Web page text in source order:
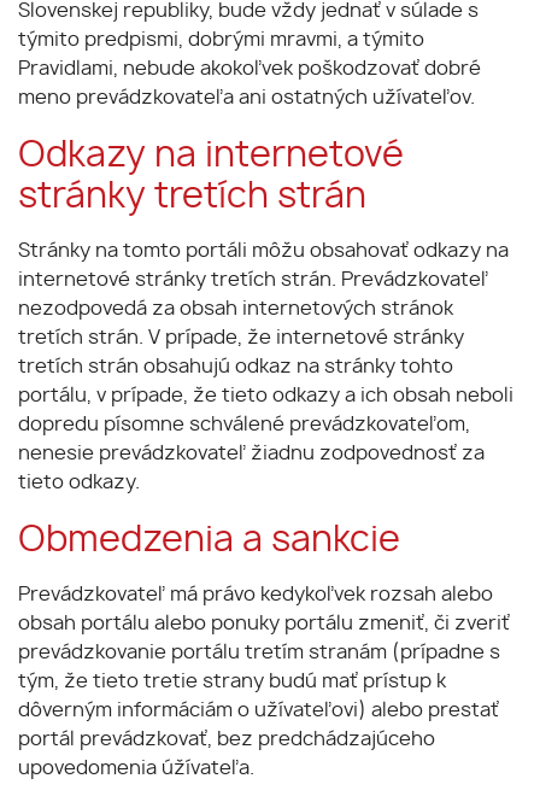
Slovenskej republiky, bude vždy jednať v súlade s
týmito predpismi, dobrými mravmi, a týmito
Pravidlami, nebude akokoľvek poškodzovať dobré
meno prevádzkovateľa ani ostatných užívateľov.
Odkazy na internetové
stránky tretích strán
Stránky na tomto portáli môžu obsahovať odkazy na
internetové stránky tretích strán. Prevádzkovateľ
nezodpovedá za obsah internetových stránok
tretích strán. V prípade, že internetové stránky
tretích strán obsahujú odkaz na stránky tohto
portálu, v prípade, že tieto odkazy a ich obsah neboli
dopredu písomne schválené prevádzkovateľom,
nenesie prevádzkovateľ žiadnu zodpovednosť za
tieto odkazy.
Obmedzenia a sankcie
Prevádzkovateľ má právo kedykoľvek rozsah alebo
obsah portálu alebo ponuky portálu zmeniť, či zveriť
prevádzkovanie portálu tretím stranám (prípadne s
tým, že tieto tretie strany budú mať prístup k
dôverným informáciám o užívateľovi) alebo prestať
portál prevádzkovať, bez predchádzajúceho
upovedomenia úžívateľa.